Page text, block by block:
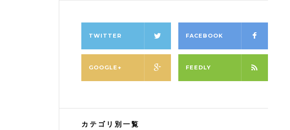
TWITTER FACEBOOK
GOOGLE+ FEEDLY
カテゴリ別一覧